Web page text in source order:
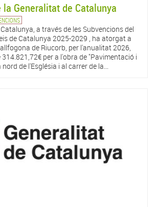
la Generalitat de Catalunya
a través de les Subvencions del
de Catalunya 2025-2029 , ha atorgat a
de Riucorb, per l'anualitat 2026,
per a l'obra de "Pavimentació i
de l'Església i al carrer de la...